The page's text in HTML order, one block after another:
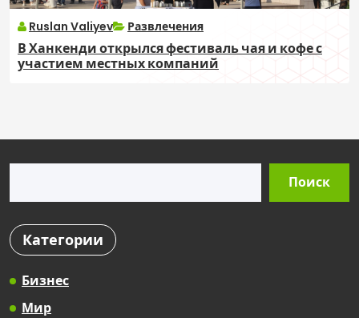
Ruslan Valiyev Развлечения
В Ханкенди открылся фестиваль чая и кофе с
участием местных компаний
Поиск
Категории
Бизнес
Мир